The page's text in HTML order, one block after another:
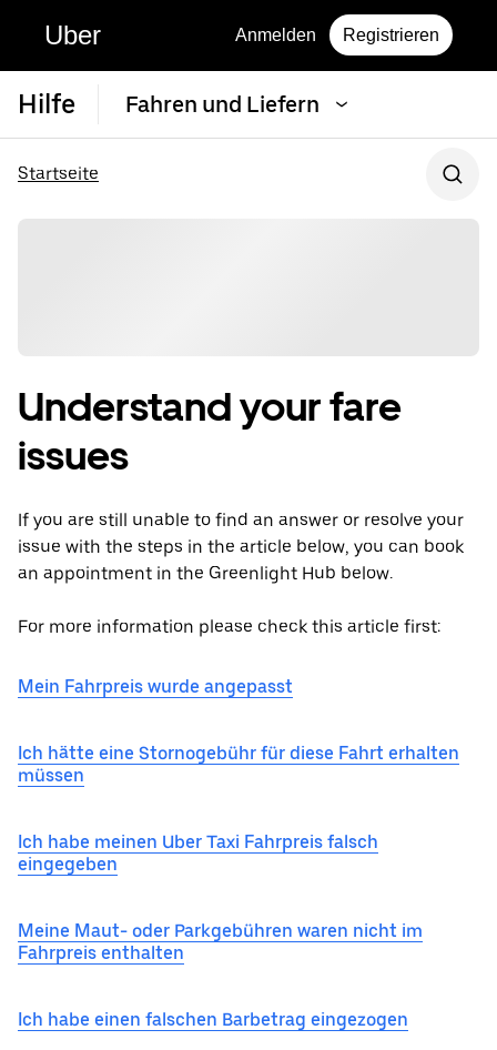
Uber Anmelden Registrieren
Hilfe Fahren und Liefern
Startseite
Understand your fare
issues
If you are still unable to find an answer or resolve your
issue with the steps in the article below, you can book
an appointment in the Greenlight Hub below.
For more information please check this article first:
Mein Fahrpreis wurde angepasst
Ich hätte eine Stornogebühr für diese Fahrt erhalten
müssen
Ich habe meinen Uber Taxi Fahrpreis falsch
eingegeben
Meine Maut- oder Parkgebühren waren nicht im
Fahrpreis enthalten
Ich habe einen falschen Barbetrag eingezogen